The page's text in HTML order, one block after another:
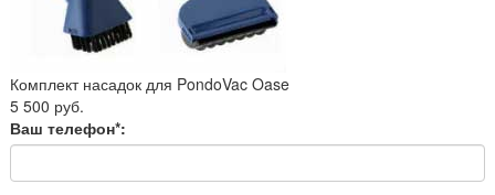
Комплект насадок для PondoVac Oase
5 500 руб.
Ваш телефон*: